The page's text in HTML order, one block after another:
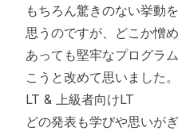
もちろん驚きのない挙動
思うのですが、どこか憎
あっても堅牢なプログラ
こうと改めて思いました。
LT & 上級者向けLT
どの発表も学びや思いが